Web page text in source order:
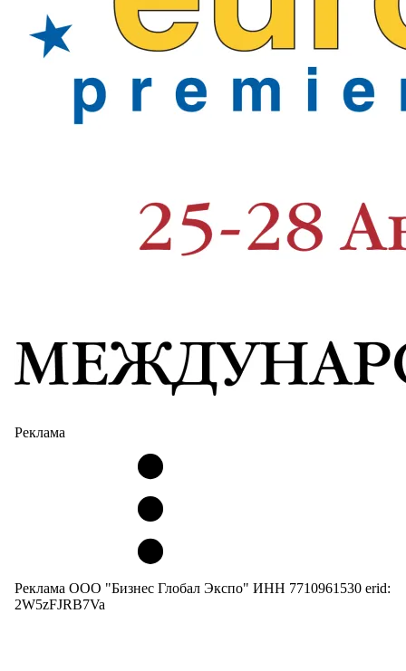
Реклама
Реклама ООО "Бизнес Глобал Экспо" ИНН 7710961530 erid:
2W5zFJRB7Va